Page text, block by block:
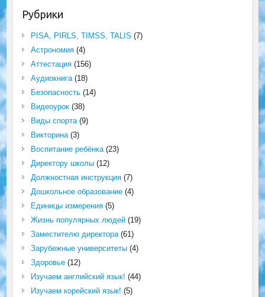
Рубрики
PISA, PIRLS, TIMSS, TALIS (7)
Астрономия(4)
Аттестация(156)
Аудиокнига(18)
Безопасность(14)
Видеоурок(38)
Виды спорта(9)
Викторина(3)
Воспитание ребёнка(23)
Директору школы(12)
Должностная инструкция(7)
Дошкольное образование(4)
Единицы измерения(5)
Жизнь популярных людей(19)
Заместителю директора(61)
Зарубежные университеты(4)
Здоровье(12)
Изучаем английский язык! (44)
Изучаем корейский язык! (5)